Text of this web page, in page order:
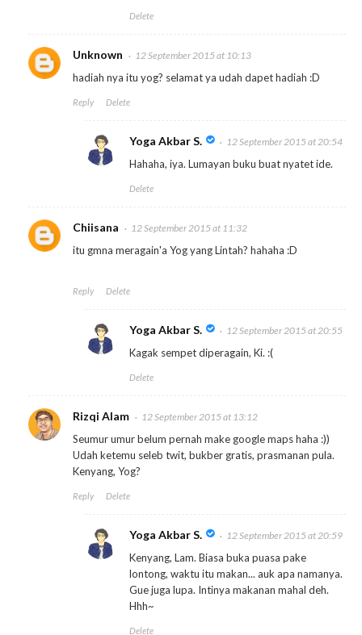
Delete
Unknown 12 September 2015 at 10:13
hadiah nya itu yog? selamat ya udah dapet hadiah :D
Reply Delete
Yoga Akbar S. 12 September 2015 at 20:54
Hahaha, iya. Lumayan buku buat nyatet ide.
Delete
Chiisana 12 September 2015 at 11:32
itu gmna meragain'a Yog yang Lintah? hahaha :D
Reply Delete
Yoga Akbar S. 12 September 2015 at 20:55
Kagak sempet diperagain, Ki. :(
Delete
Rizqi Alam 12 September 2015 at 13:12
Seumur umur belum pernah make google maps haha :))
Udah ketemu seleb twit, bukber gratis, prasmanan pula.
Kenyang, Yog?
Reply Delete
Yoga Akbar S. 12 September 2015 at 20:59
Kenyang, Lam. Biasa buka puasa pake
lontong, waktu itu makan... auk apa namanya.
Gue juga lupa. Intinya makanan mahal deh.
Hhh~
Delete